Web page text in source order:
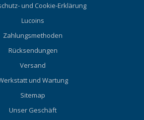
und Cookie-Erklärung
Lucoins
Zahlungsmethoden
Rücksendungen
Versand
und Wartung
Sitemap
Unser Geschäft